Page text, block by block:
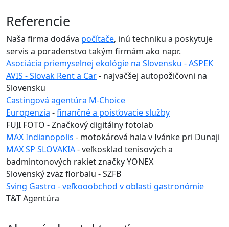
Referencie
Naša firma dodáva počítače, inú techniku a poskytuje
servis a poradenstvo takým firmám ako napr.
Asociácia priemyselnej ekológie na Slovensku - ASPEK
AVIS - Slovak Rent a Car- najväčšej autopožičovni na
Slovensku
Castingová agentúra M-Choice
Europenzia -finančné a poisťovacie služby
FUJI FOTO - Značkový digitálny fotolab
MAX Indianopolis - motokárová hala v Ivánke pri Dunaji
MAX SP SLOVAKIA- veľkosklad tenisových a
badmintonových rakiet značky YONEX
Slovenský zväz florbalu - SZFB
Sving Gastro - veľkooobchod v oblasti gastronómie
T&T Agentúra